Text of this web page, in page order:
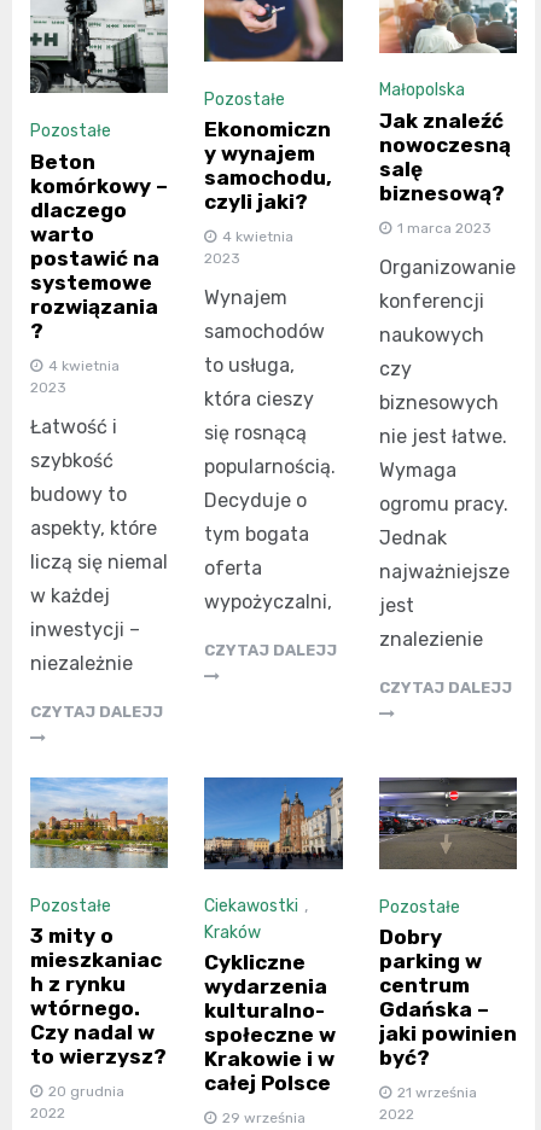
Pozostałe
Beton
komórkowy –
dlaczego
warto
postawić na
systemowe
rozwiązania
?
4 kwietnia
2023
Łatwość i
szybkość
budowy to
aspekty, które
liczą się niemal
w każdej
inwestycji –
niezależnie
CZYTAJ DALEJJ
Pozostałe
Ekonomiczn
y wynajem
samochodu,
czyli jaki?
4 kwietnia
2023
Wynajem
samochodów
to usługa,
która cieszy
się rosnącą
popularnością.
Decyduje o
tym bogata
oferta
wypożyczalni,
CZYTAJ DALEJJ
Małopolska
Jak znaleźć
nowoczesną
salę
biznesową?
1 marca 2023
Organizowanie
konferencji
naukowych
czy
biznesowych
nie jest łatwe.
Wymaga
ogromu pracy.
Jednak
najważniejsze
jest
znalezienie
CZYTAJ DALEJJ
Pozostałe
3 mity o
mieszkaniac
h z rynku
wtórnego.
Czy nadal w
to wierzysz?
20 grudnia
2022
Ciekawostki ,
Kraków
Cykliczne
wydarzenia
kulturalno-
społeczne w
Krakowie i w
całej Polsce
29 września
Pozostałe
Dobry
parking w
centrum
Gdańska –
jaki powinien
być?
21 września
2022